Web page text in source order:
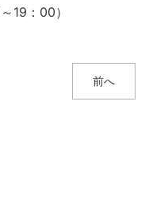
19：00）
前へ